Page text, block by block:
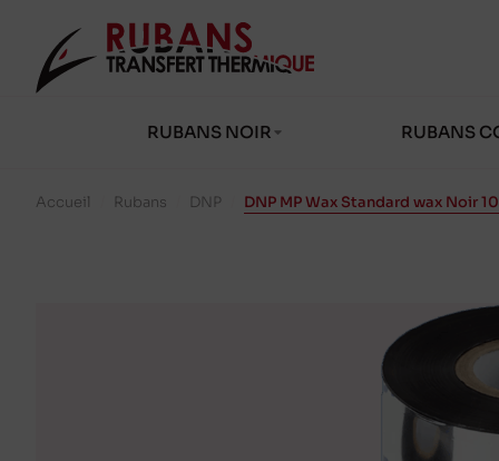
RUBANS NOIR RUBANS
Accueil Rubans DNP DNP MP Wax Standard wax Noir